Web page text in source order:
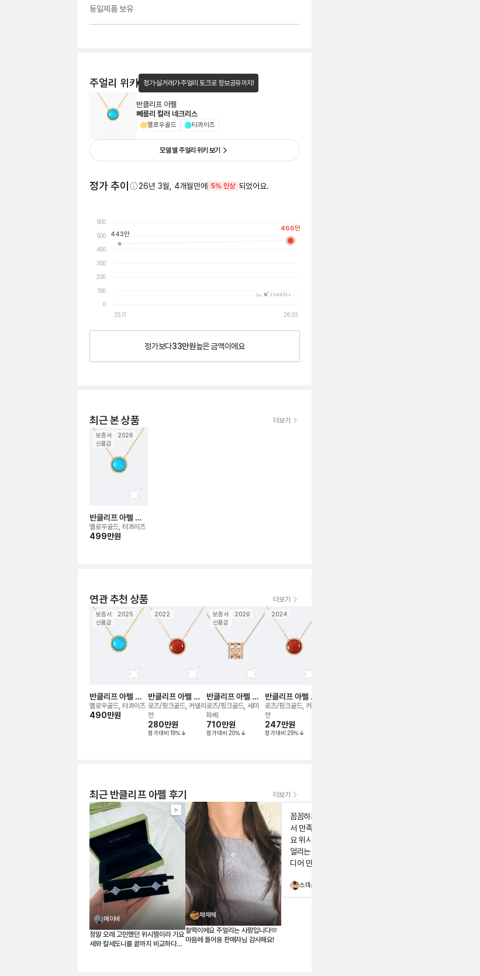
동일제품 보유
주얼리 위키 정가·실거래가·주얼리 토크로 정보공유까지!
반클리프 아펠
뻬를리 컬러 네크리스
옐로우골드 터콰이즈
모델 별 주얼리 위키 보기
정가 추이 26년 3월, 4개월만에 5% 인상 되었어요.
0
100
200
300
400
500
600
25.11 26.03
by
443만
466만
정가보다33만원높은금액이에요
최근 본 상품 더보기
보증서
2026
신품급
반클리프 아펠 뻬
를리 컬러 네크리
스
옐로우골드, 터콰이즈
499만원
연관 추천 상품 더보기
보증서
2025
신품급
반클리프 아펠 뻬
를리 컬러 네크리
스
옐로우골드, 터콰이즈
490만원
2022
반클리프 아펠 뻬
를리 네크리스
로즈/핑크골드, 커넬리
언
280만원
정가대비 19%
보증서
2026
신품급
반클리프 아펠 뻬
를리 (펜던트만) 네
크리스
로즈/핑크골드, 세미
파베
710만원
정가대비 20%
2024
반클리프 아펠 뻬
를리 네크리스
로즈/핑크골드, 커넬리
언
247만원
정가대비 29%
최근 반클리프 아펠 후기 더보기
메이비
정말 오래 고민했던 위시템이라 기요
세와 칼세도니를 끝까지 비교하다가
채채체
찰떡이에요 주얼리는 사랑입니다🫶
마음에 들어용 판매자님 감사해요!
꼼꼼하게 잘체크 해주셔
서 만족합니다! 찰떡이에
요 위시템 장착했어요 주
얼리는 사랑입니다🫶 드
디어 만났습니다 영롱함
뻐요스미스